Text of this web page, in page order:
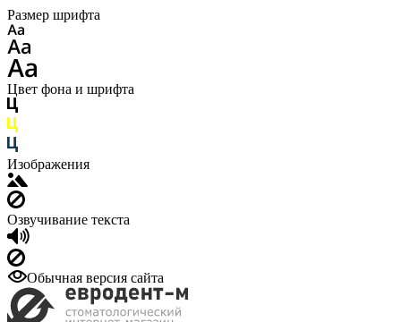
Размер шрифта
Цвет фона и шрифта
Изображения
Озвучивание текста
Обычная версия сайта